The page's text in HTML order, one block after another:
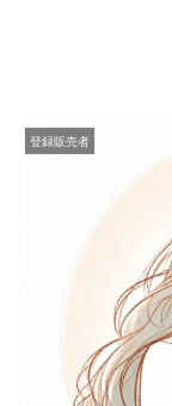
登録販売者